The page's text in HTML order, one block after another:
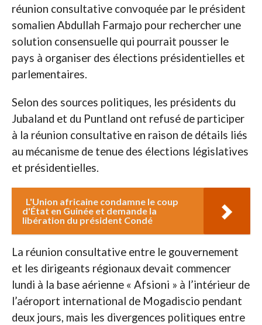
réunion consultative convoquée par le président
somalien Abdullah Farmajo pour rechercher une
solution consensuelle qui pourrait pousser le
pays à organiser des élections présidentielles et
parlementaires.
Selon des sources politiques, les présidents du
Jubaland et du Puntland ont refusé de participer
à la réunion consultative en raison de détails liés
au mécanisme de tenue des élections législatives
et présidentielles.
L'Union africaine condamne le coup
d'État en Guinée et demande la
libération du président Condé
La réunion consultative entre le gouvernement
et les dirigeants régionaux devait commencer
lundi à la base aérienne « Afsioni » à l’intérieur de
l’aéroport international de Mogadiscio pendant
deux jours, mais les divergences politiques entre